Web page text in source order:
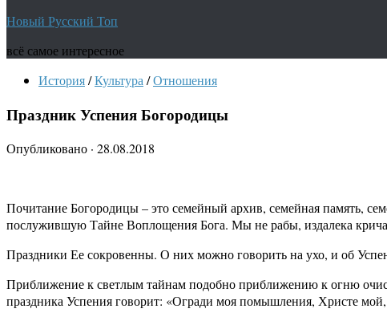
Новый Русский Топ
всё самое интересное
История/Культура /Отношения
Праздник Успения Богородицы
Опубликовано · 28.08.2018
Почитание Богородицы – это семейный архив, семейная память,
послужившую Тайне Воплощения Бога. Мы не рабы, издалека
Праздники Ее сокровенны. О них можно говорить на ухо, и об
Приближение к светлым тайнам подобно приближению к огню
праздника Успения говорит: «Огради моя помышления, Христе